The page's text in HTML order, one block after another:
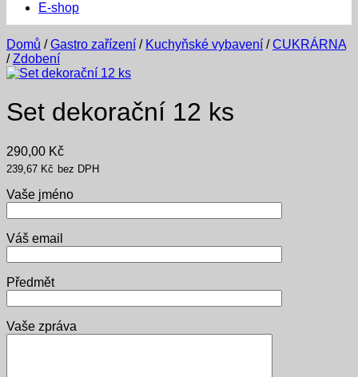
E-shop
Domů / Gastro zařízení / Kuchyňské vybavení / CUKRÁRNA
/ Zdobení
Set dekorační 12 ks
290,00 Kč
239,67 Kč bez DPH
Vaše jméno
Váš email
Předmět
Vaše zpráva